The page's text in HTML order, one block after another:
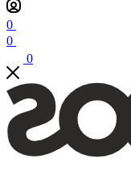
0
0
0